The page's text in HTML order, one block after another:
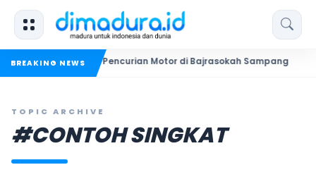
BREAKING NEWS
Dua Pelaku Pencurian Motor di Bajrasokah Sampang
TOPIC ARCHIVE
#CONTOH SINGKAT